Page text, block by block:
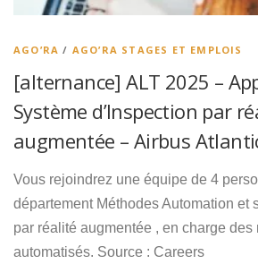
Español
AGO’RA / AGO’RA STAGES ET EMPLOIS
[alternance] ALT 2025 –
Système d’Inspection par
augmentée – Airbus
Vous rejoindrez une équipe de 4
département Méthodes Automation et
par réalité augmentée , en charge des
automatisés. Source : Careers